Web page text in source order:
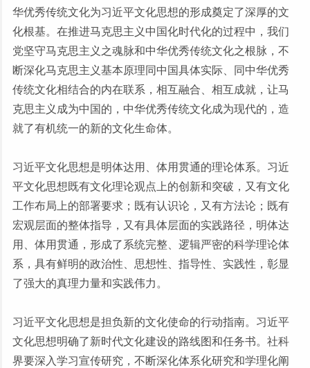
华优秀传统文化为习近平文化思想的形成奠定了深厚的文
化根基。在推进马克思主义中国化时代化的过程中，我们
党坚守马克思主义之魂脉和中华优秀传统文化之根脉，不
断深化马克思主义基本原理同中国具体实际、同中华优秀
传统文化相结合的内在联系，相互融合、相互成就，让马
克思主义成为中国的，中华优秀传统文化成为现代的，造
就了有机统一的新的文化生命体。
习近平文化思想是明体达用、体用贯通的理论体系。习近
平文化思想既有文化理论观点上的创新和突破，又有文化
工作布局上的部署要求；既有认识论，又有方法论；既有
宏观层面的整体指导，又有具体层面的实践路径，明体达
用、体用贯通，形成了系统完整、逻辑严密的科学理论体
系，具有鲜明的政治性、思想性、指导性、实践性，彰显
了强大的真理力量和实践伟力。
习近平文化思想是担负新的文化使命的行动指南。习近平
文化思想明确了新时代文化建设的路线图和任务书。社科
界要深入学习宣传研究，不断深化体系化研究和学理化阐